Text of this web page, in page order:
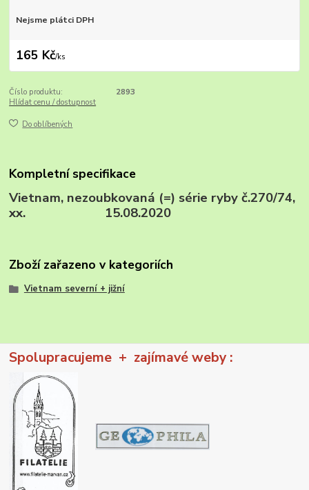
Nejsme plátci DPH
165 Kč/ks
Číslo produktu:
2893
Hlídat cenu / dostupnost
Do oblíbených
Kompletní specifikace
Vietnam, nezoubkovaná (=) série ryby č.270/74,
xx. 15.08.2020
Zboží zařazeno v kategoriích
Vietnam severní + jižní
Spolupracujeme + zajímavé weby :